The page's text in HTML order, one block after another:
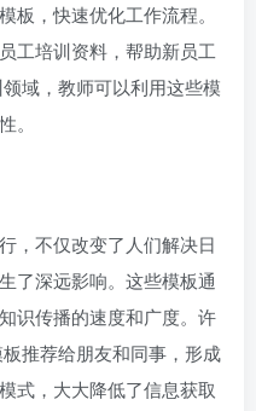
板，快速优化工作流程。
工培训资料，帮助新员工
域，教师可以利用这些模
。
，不仅改变了人们解决日
了深远影响。这些模板通
识传播的速度和广度。许
推荐给朋友和同事，形成
式，大大降低了信息获取